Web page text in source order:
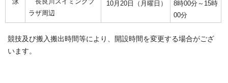
ラザ周辺
10月20日（月曜日）
8時00分～15時
00分
競技及び搬入搬出時間等により、開設時間を変更する場合がござ
います。